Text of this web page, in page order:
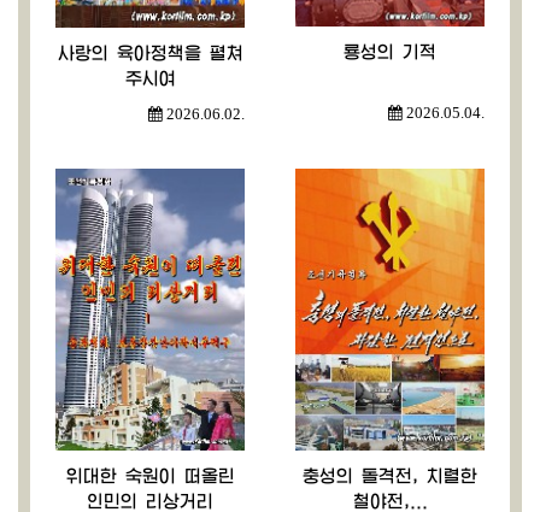
사랑의 육아정책을 펼쳐
주시여
2026.06.02.
룡성의 기적
2026.05.04.
위대한 숙원이 떠올린
인민의 리상거리
충성의 돌격전, 치렬한
철야전,...